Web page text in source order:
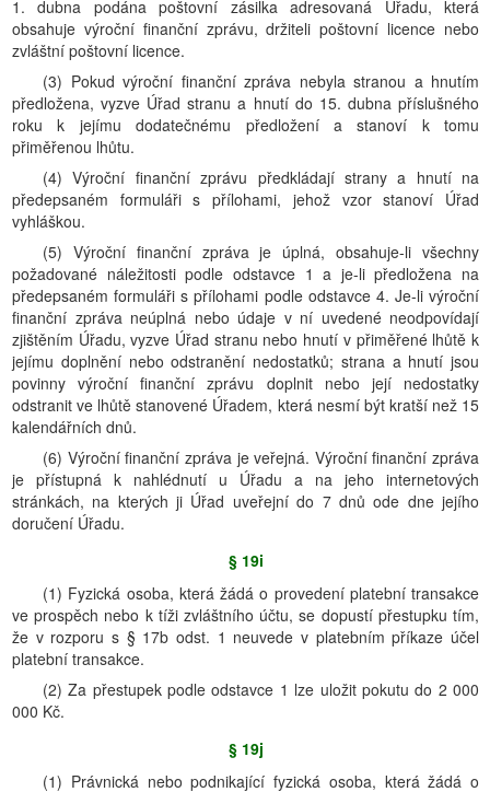
1. dubna podána poštovní zásilka adresovaná Úřadu, která
obsahuje výroční finanční zprávu, držiteli poštovní licence nebo
zvláštní poštovní licence.
(3) Pokud výroční finanční zpráva nebyla stranou a hnutím
předložena, vyzve Úřad stranu a hnutí do 15. dubna příslušného
roku k jejímu dodatečnému předložení a stanoví k tomu
přiměřenou lhůtu.
(4) Výroční finanční zprávu předkládají strany a hnutí na
předepsaném formuláři s přílohami, jehož vzor stanoví Úřad
vyhláškou.
(5) Výroční finanční zpráva je úplná, obsahuje-li všechny
požadované náležitosti podle odstavce 1 a je-li předložena na
předepsaném formuláři s přílohami podle odstavce 4. Je-li výroční
finanční zpráva neúplná nebo údaje v ní uvedené neodpovídají
zjištěním Úřadu, vyzve Úřad stranu nebo hnutí v přiměřené lhůtě k
jejímu doplnění nebo odstranění nedostatků; strana a hnutí jsou
povinny výroční finanční zprávu doplnit nebo její nedostatky
odstranit ve lhůtě stanovené Úřadem, která nesmí být kratší než 15
kalendářních dnů.
(6) Výroční finanční zpráva je veřejná. Výroční finanční zpráva
je přístupná k nahlédnutí u Úřadu a na jeho internetových
stránkách, na kterých ji Úřad uveřejní do 7 dnů ode dne jejího
doručení Úřadu.
§ 19i
(1) Fyzická osoba, která žádá o provedení platební transakce
ve prospěch nebo k tíži zvláštního účtu, se dopustí přestupku tím,
že v rozporu s § 17b odst. 1 neuvede v platebním příkaze účel
platební transakce.
(2) Za přestupek podle odstavce 1 lze uložit pokutu do 2 000
000 Kč.
§ 19j
(1) Právnická nebo podnikající fyzická osoba, která žádá o